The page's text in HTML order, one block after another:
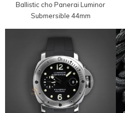
Ballistic cho Panerai Luminor
Submersible 44mm